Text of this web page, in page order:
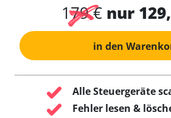
179 € nur
in den
Alle Steuergeräte
Fehler lesen &